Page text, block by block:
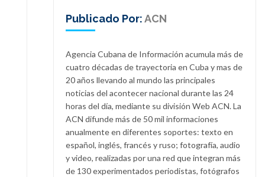
Publicado Por:ACN
Agencia Cubana de Información acumula más de
cuatro décadas de trayectoria en Cuba y mas de
20 años llevando al mundo las principales
noticias del acontecer nacional durante las 24
horas del día, mediante su división Web ACN. La
ACN difunde más de 50 mil informaciones
anualmente en diferentes soportes: texto en
español, inglés, francés y ruso; fotografía, audio
y video, realizadas por una red que integran más
de 130 experimentados periodistas, fotógrafos